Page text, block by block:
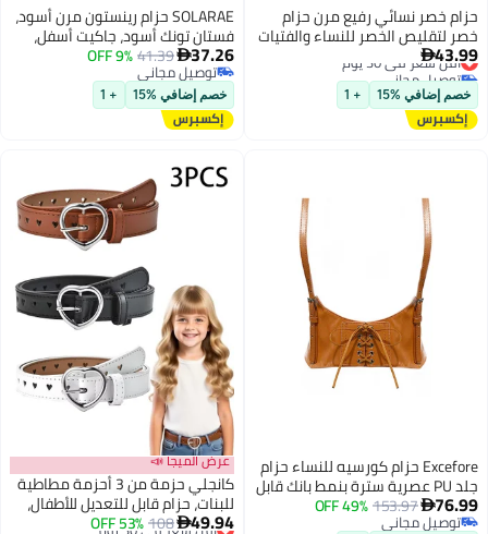
حزام خصر نسائي رفيع مرن حزام
خصر لتقليص الخصر للنساء والفتيات
إكسسوارات حزام نسائي بكلة عتيقة
حزام خصر رفيع بكلة دبابيس
قطع
43.99
أقل سعر في 30 يوم
توصيل مجاني
أقل سعر في 30 يوم
خصم إضافي %15 + 1
SOLARAE حزام رينستون مرن أسود،
فستان تونك أسود، جاكيت أسفل،
ملحقات ملابس للنساء والفتيات
(1'9-2'6)
37.26
41.39
9% OFF
توصيل مجاني
توصيل مجاني
خصم إضافي %15 + 1
Excefore حزام كورسيه للنساء حزام
جلد PU عصرية سترة بنمط بانك قابل
للتعديل تحت الصدر لحزام الكورسيه
لفستان الفتيات كوسبلاي حفلة
76.99
153.97
49% OFF
توصيل مجاني
عرض الميجا 📣
كانجلي حزمة من 3 أحزمة مطاطية
للبنات، حزام قابل للتعديل للأطفال،
أحزمة مطاطية بمرونة مع إبزيم
49.94
108
53% OFFأقل سعر في 30 يوم